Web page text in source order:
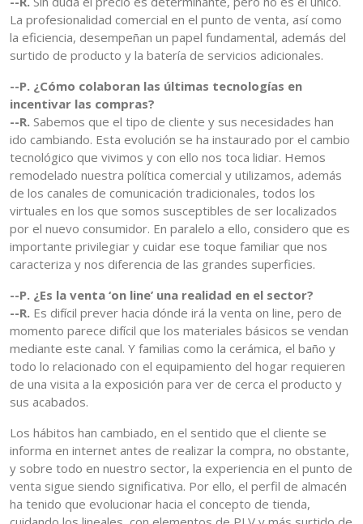
La profesionalidad comercial en el punto de venta, así como
la eficiencia, desempeñan un papel fundamental, además del
surtido de producto y la batería de servicios adicionales.
--P. ¿Cómo colaboran las últimas tecnologías en
incentivar las compras?
--R. Sabemos que el tipo de cliente y sus necesidades han
ido cambiando. Esta evolución se ha instaurado por el cambio
tecnológico que vivimos y con ello nos toca lidiar. Hemos
remodelado nuestra política comercial y utilizamos, además
de los canales de comunicación tradicionales, todos los
virtuales en los que somos susceptibles de ser localizados
por el nuevo consumidor. En paralelo a ello, considero que es
importante privilegiar y cuidar ese toque familiar que nos
caracteriza y nos diferencia de las grandes superficies.
--P. ¿Es la venta ‘on line’ una realidad en el sector?
--R. Es difícil prever hacia dónde irá la venta on line, pero de
momento parece difícil que los materiales básicos se vendan
mediante este canal. Y familias como la cerámica, el baño y
todo lo relacionado con el equipamiento del hogar requieren
de una visita a la exposición para ver de cerca el producto y
sus acabados.
Los hábitos han cambiado, en el sentido que el cliente se
informa en internet antes de realizar la compra, no obstante,
y sobre todo en nuestro sector, la experiencia en el punto de
venta sigue siendo significativa. Por ello, el perfil de almacén
ha tenido que evolucionar hacia el concepto de tienda,